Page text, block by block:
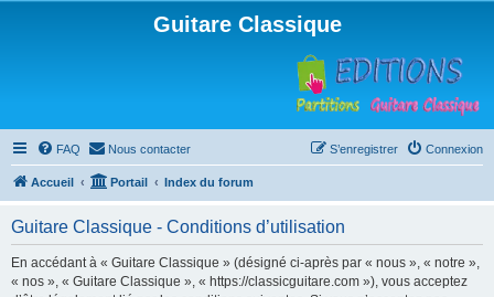
Guitare Classique
FAQ Nous contacter Connexion
S’enregistrer
Accueil Portail Index du forum
Guitare Classique - Conditions d’utilisation
En accédant à « Guitare Classique » (désigné ci-après par « nous », « notre »,
« nos », « Guitare Classique », « https://classicguitare.com »), vous acceptez